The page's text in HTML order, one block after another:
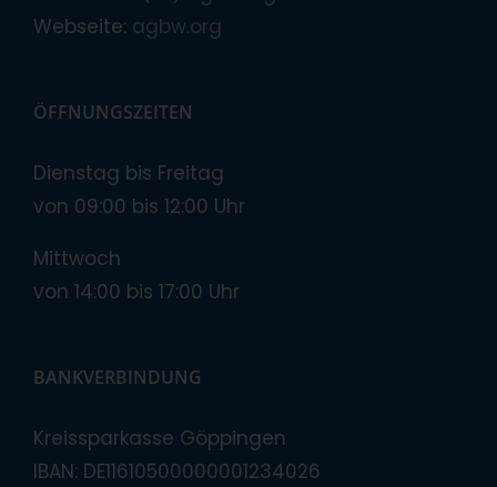
Webseite: agbw.org
ÖFFNUNGSZEITEN
Dienstag bis Freitag
von 09:00 bis 12:00 Uhr
Mittwoch
von 14:00 bis 17:00 Uhr
BANKVERBINDUNG
Kreissparkasse Göppingen
IBAN: DE11610500000001234026